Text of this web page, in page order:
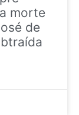
morte
de